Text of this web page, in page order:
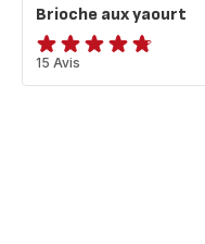
Brioche aux yaourt
ratings.4.7
15 Avis